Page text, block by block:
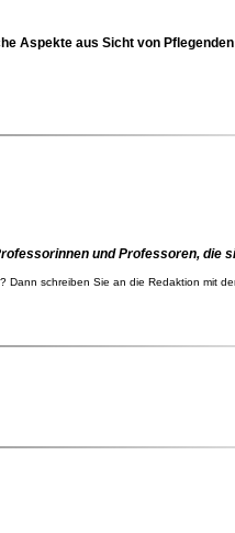
Aspekte aus Sicht von Pflegenden
und Professoren, die
schreiben Sie an die Redaktion mit